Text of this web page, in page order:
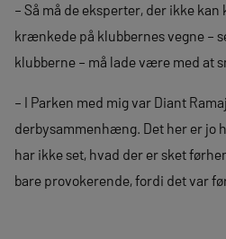
– Så må de eksperter, der ikke
krænkede på klubbernes vegne –
klubberne – må lade være med at
– I Parken med mig var Diant
derbysammenhæng. Det her er jo
har ikke set, hvad der er sket
bare provokerende, fordi det var